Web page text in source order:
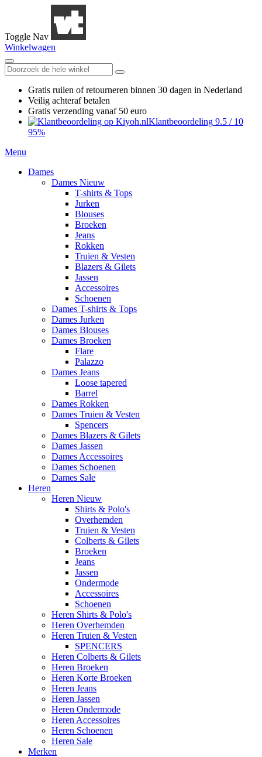
Toggle Nav
Winkelwagen
Gratis ruilen of retourneren binnen 30 dagen in Nederland
Veilig achteraf betalen
Gratis verzending vanaf 50 euro
Klantbeoordeling 9.5 / 10
95%
Menu
Dames
Dames Nieuw
T-shirts & Tops
Jurken
Blouses
Broeken
Jeans
Rokken
Truien & Vesten
Blazers & Gilets
Jassen
Accessoires
Schoenen
Dames T-shirts & Tops
Dames Jurken
Dames Blouses
Dames Broeken
Flare
Palazzo
Dames Jeans
Loose tapered
Barrel
Dames Rokken
Dames Truien & Vesten
Spencers
Dames Blazers & Gilets
Dames Jassen
Dames Accessoires
Dames Schoenen
Dames Sale
Heren
Heren Nieuw
Shirts & Polo's
Overhemden
Truien & Vesten
Colberts & Gilets
Broeken
Jeans
Jassen
Ondermode
Accessoires
Schoenen
Heren Shirts & Polo's
Heren Overhemden
Heren Truien & Vesten
SPENCERS
Heren Colberts & Gilets
Heren Broeken
Heren Korte Broeken
Heren Jeans
Heren Jassen
Heren Ondermode
Heren Accessoires
Heren Schoenen
Heren Sale
Merken